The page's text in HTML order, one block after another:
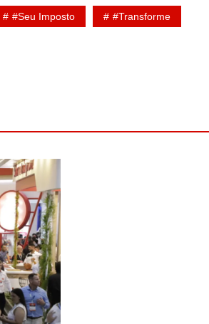
#seu Imposto #Transforme